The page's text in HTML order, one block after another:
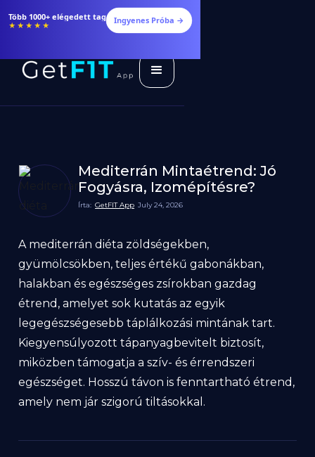
Több 1000+ elégedett tag
★★★★★ Ingyenes Próba →
Mediterrán Mintaétrend: Jó
Fogyásra, Izomépítésre?
Írta: GetFIT App July 24, 2026
A mediterrán diéta zöldségekben,
gyümölcsökben, teljes értékű gabonákban,
halakban és egészséges zsírokban gazdag
étrend, amelyet sok kutatás az egyik
legegészségesebb táplálkozási mintának tart.
Kiegyensúlyozott tápanyagbevitelt biztosít,
miközben támogatja a szív- és érrendszeri
egészséget. Hosszú távon is fenntartható étrend,
amely nem jár szigorú tiltásokkal.